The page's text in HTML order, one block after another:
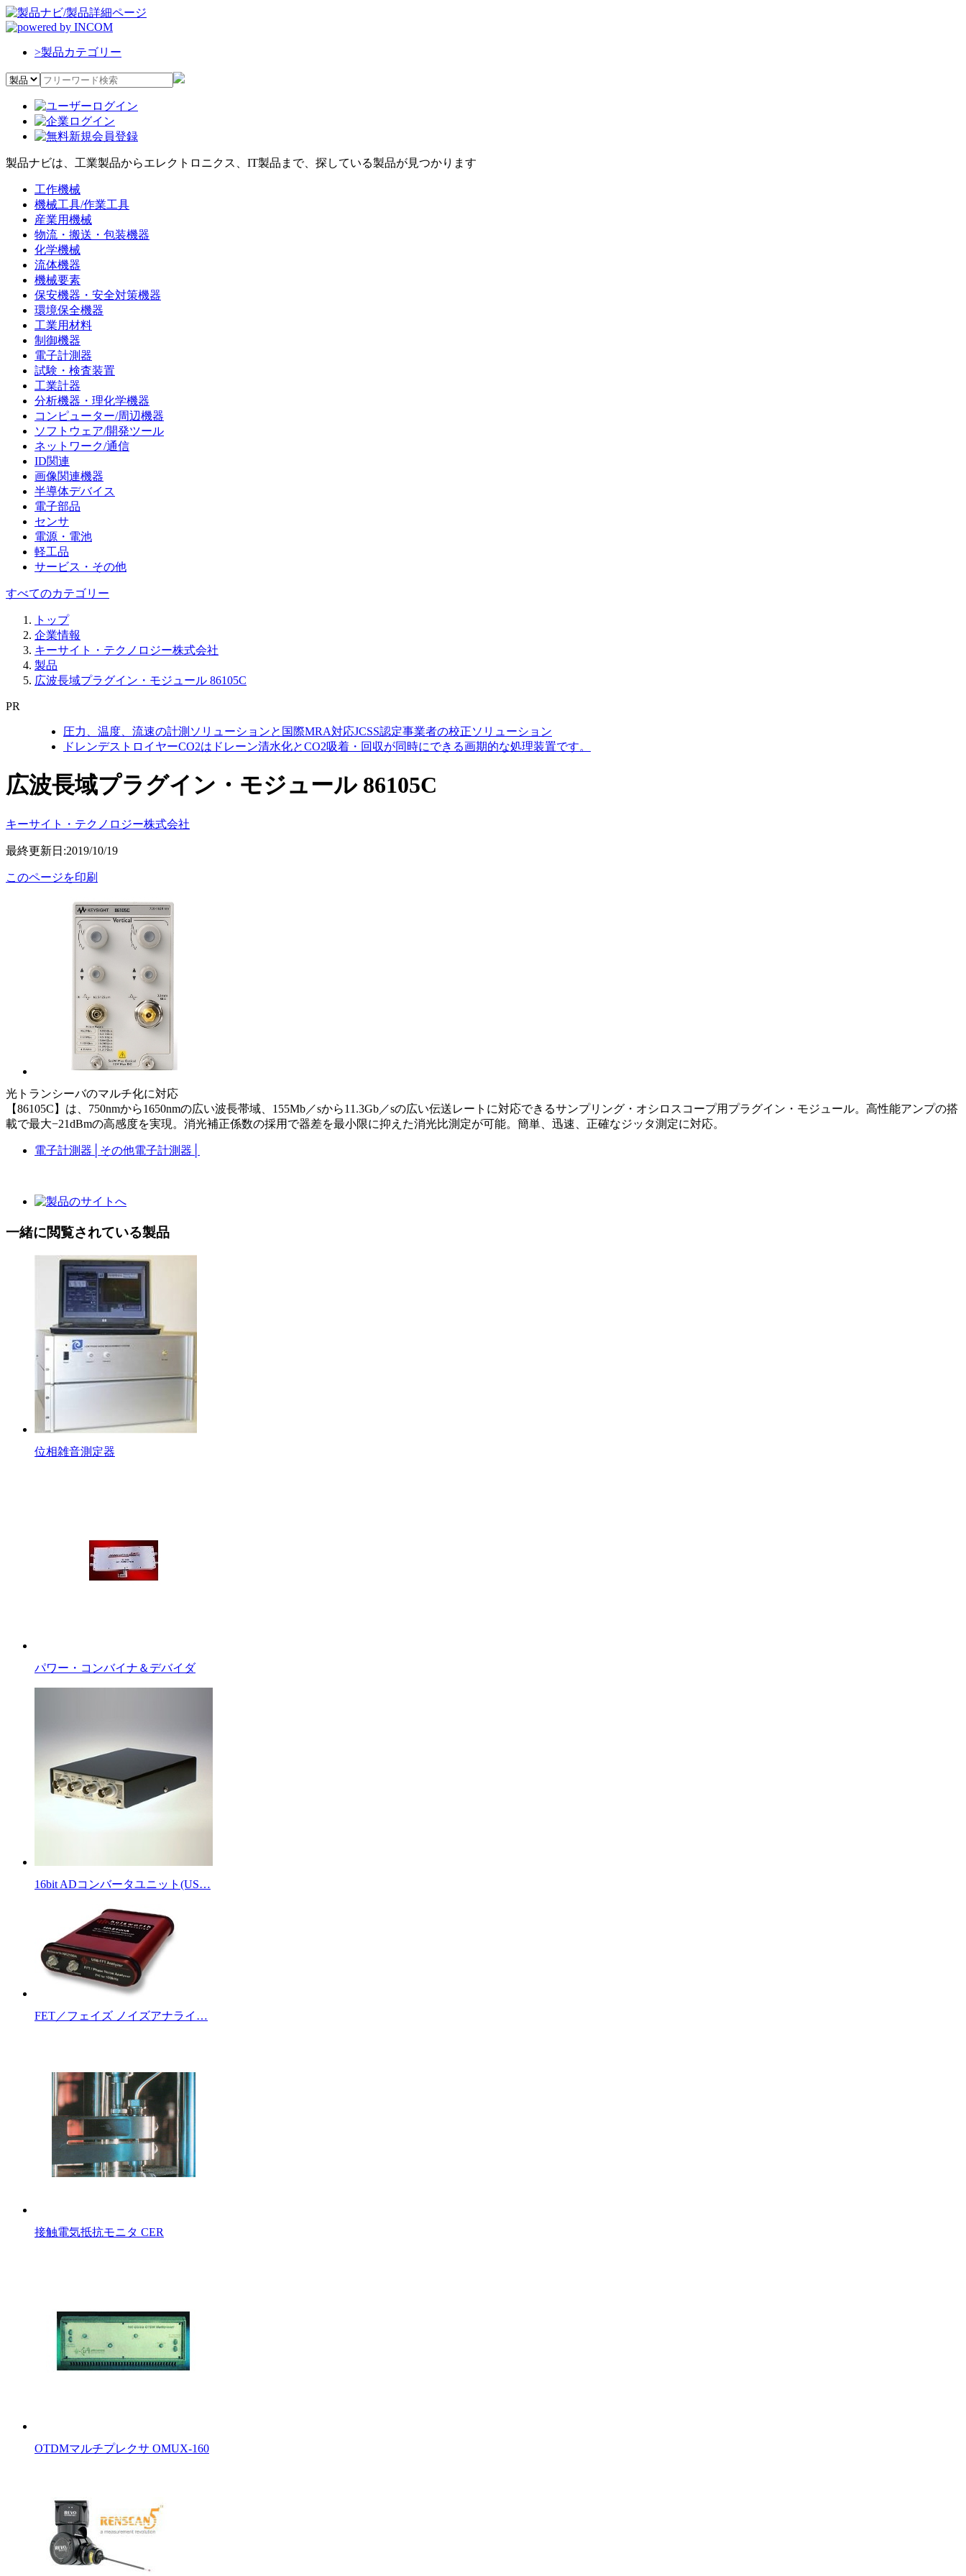
>製品カテゴリー
製品ナビは、工業製品からエレクトロニクス、IT製品まで、探している製品が見つかります
工作機械
機械工具/作業工具
産業用機械
物流・搬送・包装機器
化学機械
流体機器
機械要素
保安機器・安全対策機器
環境保全機器
工業用材料
制御機器
電子計測器
試験・検査装置
工業計器
分析機器・理化学機器
コンピューター/周辺機器
ソフトウェア/開発ツール
ネットワーク/通信
ID関連
画像関連機器
半導体デバイス
電子部品
センサ
電源・電池
軽工品
サービス・その他
すべてのカテゴリー
トップ
企業情報
キーサイト・テクノロジー株式会社
製品
広波長域プラグイン・モジュール 86105C
PR
圧力、温度、流速の計測ソリューションと国際MRA対応JCSS認定事業者の校正ソリューション
ドレンデストロイヤーCO2はドレーン清水化とCO2吸着・回収が同時にできる画期的な処理装置です。
広波長域プラグイン・モジュール 86105C
キーサイト・テクノロジー株式会社
最終更新日:2019/10/19
このページを印刷
光トランシーバのマルチ化に対応
【86105C】は、750nmから1650nmの広い波長帯域、155Mb／sから11.3Gb／sの広い伝送レートに対応できるサンプリング・オシロスコープ用プラグイン・モジュール。高性能アンプの搭
載で最大−21dBmの高感度を実現。消光補正係数の採用で器差を最小限に抑えた消光比測定が可能。簡単、迅速、正確なジッタ測定に対応。
電子計測器 その他電子計測器
一緒に閲覧されている製品
位相雑音測定器
パワー・コンバイナ＆デバイダ
16bit ADコンバータユニット(US…
FET／フェイズ ノイズアナライ…
接触電気抵抗モニタ CER
OTDMマルチプレクサ OMUX-160